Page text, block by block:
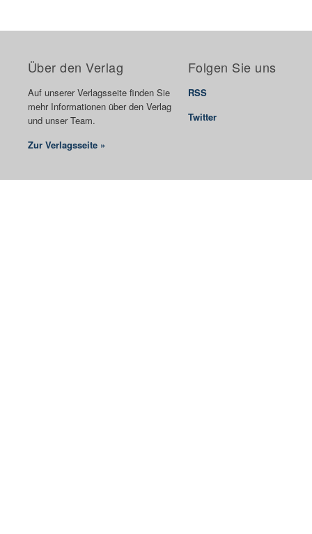
Über den Verlag
Auf unserer Verlagsseite finden Sie
mehr Informationen über den Verlag
und unser Team.
Zur Verlagsseite »
Folgen Sie uns
RSS
Twitter